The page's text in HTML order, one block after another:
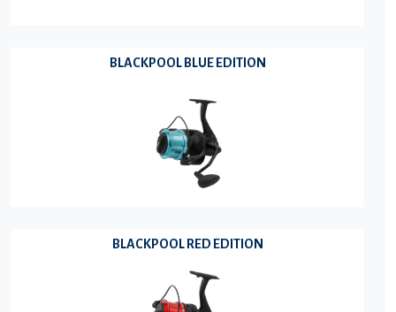
BLACKPOOL BLUE EDITION
BLACKPOOL RED EDITION